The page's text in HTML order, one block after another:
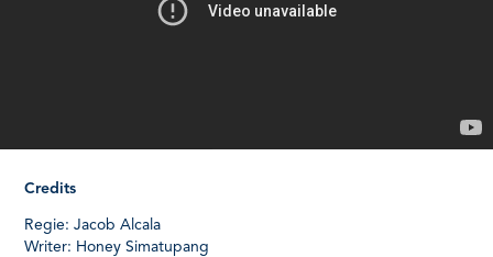
Credits
Regie: Jacob Alcala
Writer: Honey Simatupang